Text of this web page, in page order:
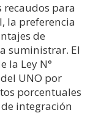
recaudos para
la preferencia
de
suministrar. El
la Ley N°
UNO por
porcentuales
integración